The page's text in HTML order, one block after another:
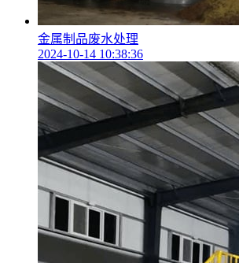
金属制品废水处理
2024-10-14 10:38:36